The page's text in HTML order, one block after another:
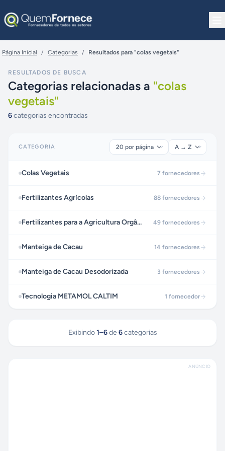
Página Inicial / Categorias / Resultados para "colas vegetais"
RESULTADOS DE BUSCA
Categorias relacionadas a "colas
vegetais"
6categorias encontradas
CATEGORIA
Colas Vegetais 7 fornecedores
Fertilizantes Agrícolas 88 fornecedores
Fertilizantes para a Agricultura Orgânica 49 fornecedores
Manteiga de Cacau 14 fornecedores
Manteiga de Cacau Desodorizada 3 fornecedores
Tecnologia METAMOL CALTIM 1 fornecedor
Exibindo 1–6 de 6 categorias
ANÚNCIO